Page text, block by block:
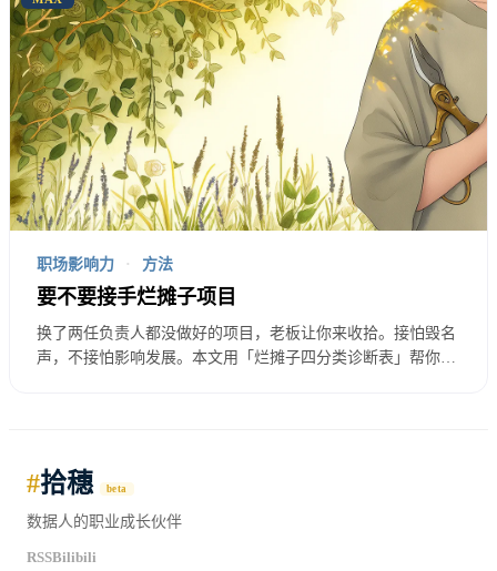
你还需要自己判断。
管理是什么
很多人对管理有误解。
管理者确实不用自己写代码。但管理者要做大量其他
工作：
职场影响力 · 方法
要不要接手烂摊子项目
换了两任负责人都没做好的项目，老板让你来收拾。接怕毁名
声，不接怕影响发展。本文用「烂摊子四分类诊断表」帮你判
#拾穗 beta
数据人的职业成长伙伴
RSSBilibili